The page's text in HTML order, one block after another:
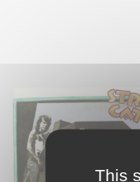
This